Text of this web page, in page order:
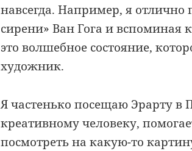
навсегда. Например, я
сирени» Ван Гога и вспоминая
это волшебное состояние,
художник.
Я частенько посещаю Эрарту в
креативному человеку,
посмотреть на какую-то